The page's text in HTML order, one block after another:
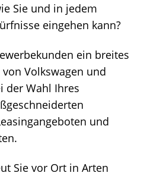
Sie und in jedem
eingehen kann?
ein breites
Volkswagen und
der Wahl Ihres
und
Sie vor Ort in Arten